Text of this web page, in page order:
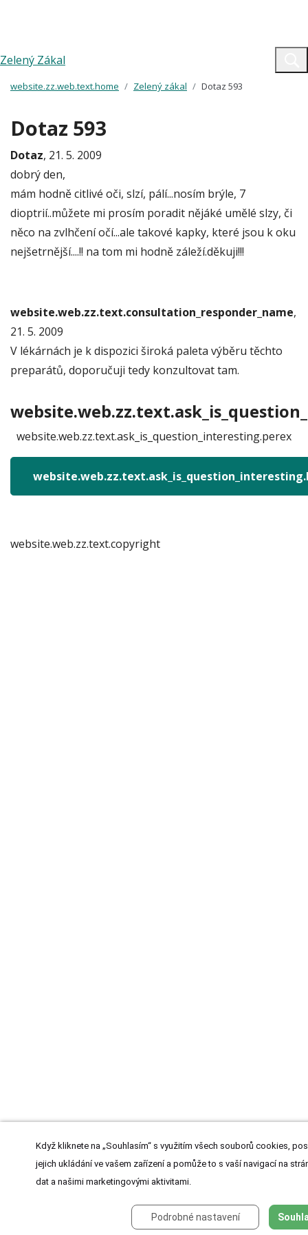
Zelený Zákal
website.zz.web.text.home Zelený zákal Dotaz 593
Dotaz 593
Dotaz, 21. 5. 2009
dobrý den,
mám hodně citlivé oči, slzí, pálí...nosím brýle, 7
dioptrií..můžete mi prosím poradit nějáké umělé slzy, či
něco na zvlhčení očí...ale takové kapky, které jsou k oku
nejšetrnější....!! na tom mi hodně záleží.děkuji!!!
website.web.zz.text.consultation_responder_name,
21. 5. 2009
V lékárnách je k dispozici široká paleta výběru těchto
preparátů, doporučuji tedy konzultovat tam.
website.web.zz.text.ask_is_question_interesting.perex
website.web.zz.text.copyright
Když kliknete na „Souhlasím“ s využitím všech souborů cookies,
jejich ukládání ve vašem zařízení a pomůže to s vaší navigací na
dat a našimi marketingovými aktivitami.
Podrobné nastavení